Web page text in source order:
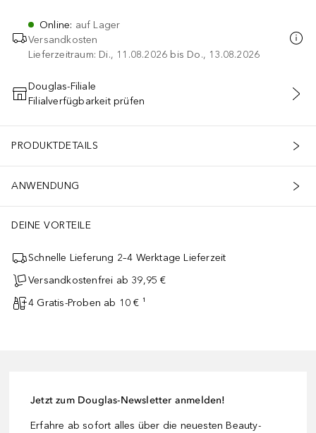
Online: auf Lager
Versandkosten
Lieferzeitraum: Di., 11.08.2026 bis Do., 13.08.2026
IN DEN WARENKORB
Douglas-Filiale
Filialverfügbarkeit prüfen
PRODUKTDETAILS
ANWENDUNG
DEINE VORTEILE
Schnelle Lieferung 2–4 Werktage Lieferzeit
Versandkostenfrei ab 39,95 €
4 Gratis-Proben ab 10 € ¹
Jetzt zum Douglas-Newsletter anmelden!
Erfahre ab sofort alles über die neuesten Beauty-